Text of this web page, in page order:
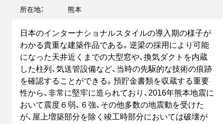
所在地：
熊本
日本のインターナショナルスタイルの導入期の様子が
わかる貴重な建築作品である。逆梁の採用により可能
になった天井近くまでの大型窓や、換気ダクトを内蔵
した柱列、気送管設備など、当時の先駆的な技術の痕跡
を確認することができる。預貯金書類を収蔵する重要
性から、非常に堅牢に造られており、2016年熊本地震に
おいて震度６弱、６強、その他多数の地震動を受けた
が、屋上増築部分を除く竣工時部分においては破壊が